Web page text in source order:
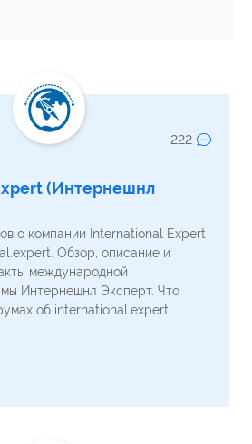
222
(Интернешнл
о компании International Expert
Обзор, описание и
международной
Интернешнл Эксперт. Что
об international.expert.